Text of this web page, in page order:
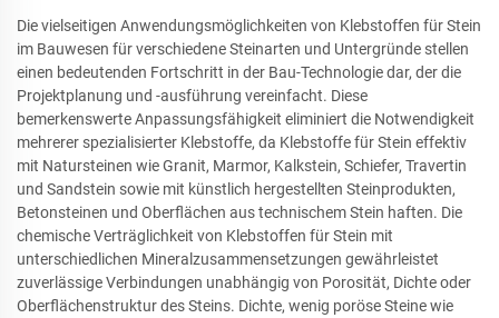
Die vielseitigen Anwendungsmöglichkeiten von Klebstoffen für Stein
im Bauwesen für verschiedene Steinarten und Untergründe stellen
einen bedeutenden Fortschritt in der Bau-Technologie dar, der die
Projektplanung und -ausführung vereinfacht. Diese
bemerkenswerte Anpassungsfähigkeit eliminiert die Notwendigkeit
mehrerer spezialisierter Klebstoffe, da Klebstoffe für Stein effektiv
mit Natursteinen wie Granit, Marmor, Kalkstein, Schiefer, Travertin
und Sandstein sowie mit künstlich hergestellten Steinprodukten,
Betonsteinen und Oberflächen aus technischem Stein haften. Die
chemische Verträglichkeit von Klebstoffen für Stein mit
unterschiedlichen Mineralzusammensetzungen gewährleistet
zuverlässige Verbindungen unabhängig von Porosität, Dichte oder
Oberflächenstruktur des Steins. Dichte, wenig poröse Steine wie